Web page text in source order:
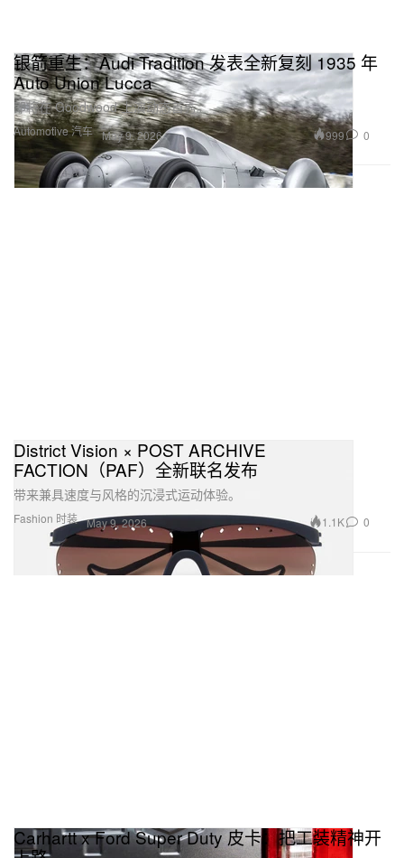
Automotive 汽车
银箭重生：Audi Tradition 发表全新复刻 1935 年
Auto Union Lucca
即将在 Goodwood 上演动态首秀。
May 9, 2026 999 0
Fashion 时装
District Vision × POST ARCHIVE
FACTION（PAF）全新联名发布
带来兼具速度与风格的沉浸式运动体验。
May 9, 2026 1.1K 0
Carhartt x Ford Super Duty 皮卡：把工装精神开